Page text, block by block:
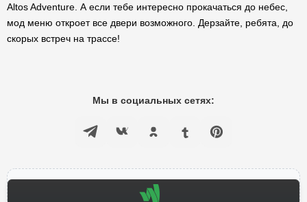
Altos Adventure. А если тебе интересно прокачаться до небес,
мод меню откроет все двери возможного. Дерзайте, ребята, до
скорых встреч на трассе!
Мы в социальных сетях: